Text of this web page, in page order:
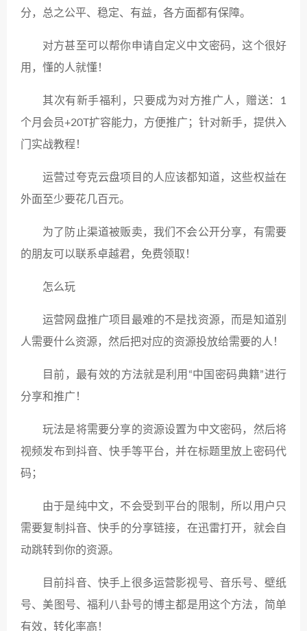
分，总之公平、稳定、有益，各方面都有保障。
对方甚至可以帮你申请自定义中文密码，这个很好
用，懂的人就懂！
其次有新手福利，只要成为对方推广人，赠送：1
个月会员+20T扩容能力，方便推广；针对新手，提供入
门实战教程！
运营过夸克云盘项目的人应该都知道，这些权益在
外面至少要花几百元。
为了防止渠道被贩卖，我们不会公开分享，有需要
的朋友可以联系卓越君，免费领取！
怎么玩
运营网盘推广项目最难的不是找资源，而是知道别
人需要什么资源，然后把对应的资源投放给需要的人！
目前，最有效的方法就是利用“中国密码典籍”进行
分享和推广！
玩法是将需要分享的资源设置为中文密码，然后将
视频发布到抖音、快手等平台，并在标题里放上密码代
码；
由于是纯中文，不会受到平台的限制，所以用户只
需要复制抖音、快手的分享链接，在迅雷打开，就会自
动跳转到你的资源。
目前抖音、快手上很多运营影视号、音乐号、壁纸
号、美图号、福利八卦号的博主都是用这个方法，简单
有效，转化率高！